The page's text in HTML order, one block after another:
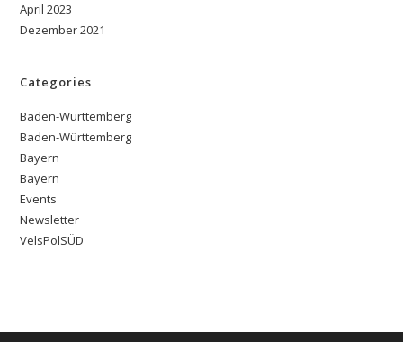
April 2023
Dezember 2021
Categories
Baden-Württemberg
Baden-Württemberg
Bayern
Bayern
Events
Newsletter
VelsPolSÜD